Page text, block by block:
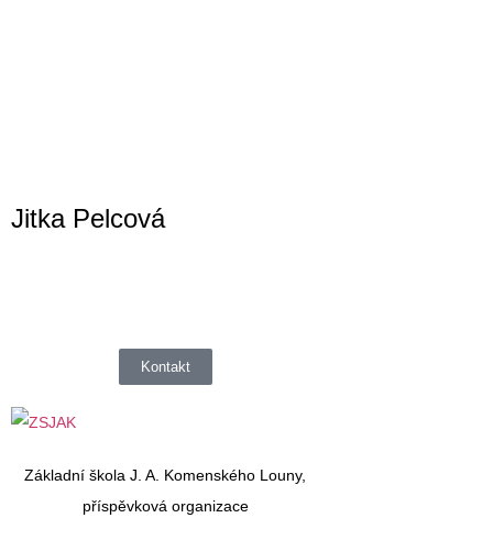
Jitka Pelcová
Kontakt
Základní škola J. A. Komenského Louny,
příspěvková organizace